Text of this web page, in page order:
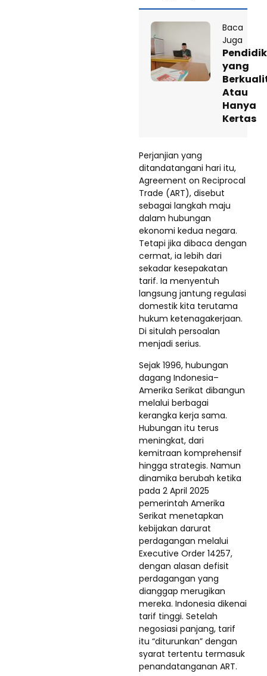
Baca
Juga
yang
Atau
Hanya
Kertas
Perjanjian yang
ditandatangani hari itu,
Agreement on Reciprocal
Trade (ART), disebut
sebagai langkah maju
dalam hubungan
ekonomi kedua negara.
Tetapi jika dibaca dengan
cermat, ia lebih dari
sekadar kesepakatan
tarif. Ia menyentuh
langsung jantung regulasi
domestik kita terutama
hukum ketenagakerjaan.
Di situlah persoalan
menjadi serius.
Sejak 1996, hubungan
dagang Indonesia–
Amerika Serikat dibangun
melalui berbagai
kerangka kerja sama.
Hubungan itu terus
meningkat, dari
kemitraan komprehensif
hingga strategis. Namun
dinamika berubah ketika
pada 2 April 2025
pemerintah Amerika
Serikat menetapkan
kebijakan darurat
perdagangan melalui
Executive Order 14257,
dengan alasan defisit
perdagangan yang
dianggap merugikan
mereka. Indonesia dikenai
tarif tinggi. Setelah
negosiasi panjang, tarif
itu “diturunkan” dengan
syarat tertentu termasuk
penandatanganan ART.